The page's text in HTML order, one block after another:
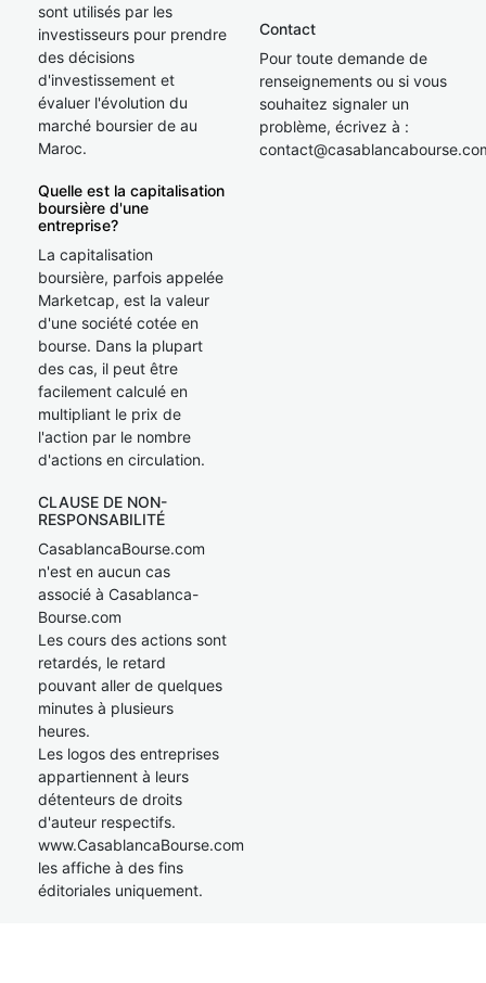
sont utilisés par les
investisseurs pour prendre
des décisions
d'investissement et
évaluer l'évolution du
marché boursier de au
Maroc.
Quelle est la capitalisation
boursière d'une
entreprise?
La capitalisation
boursière, parfois appelée
Marketcap, est la valeur
d'une société cotée en
bourse. Dans la plupart
des cas, il peut être
facilement calculé en
multipliant le prix de
l'action par le nombre
d'actions en circulation.
CLAUSE DE NON-
RESPONSABILITÉ
CasablancaBourse.com
n'est en aucun cas
associé à Casablanca-
Bourse.com
Les cours des actions sont
retardés, le retard
pouvant aller de quelques
minutes à plusieurs
heures.
Les logos des entreprises
appartiennent à leurs
détenteurs de droits
d'auteur respectifs.
www.CasablancaBourse.com
les affiche à des fins
éditoriales uniquement.
Contact
Pour toute demande de
renseignements ou si vous
souhaitez signaler un
problème, écrivez à :